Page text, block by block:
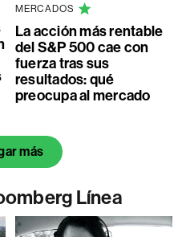
MERCADOS
La acción más rentable
del S&P 500 cae con
fuerza tras sus
resultados: qué
preocupa al mercado
más
Línea